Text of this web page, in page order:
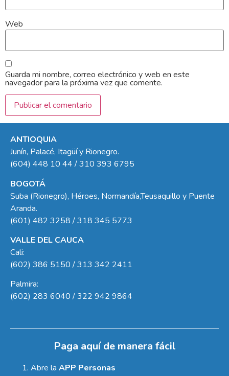
Web
Guarda mi nombre, correo electrónico y web en este
navegador para la próxima vez que comente.
ANTIOQUIA
Junín, Palacé, Itagüí y Rionegro.
(604) 448 10 44 / 310 393 6795
BOGOTÁ
Suba (Rionegro), Héroes, Normandía,Teusaquillo y Puente
Aranda.
(601) 482 3258 / 318 345 5773
VALLE DEL CAUCA
Cali:
(602) 386 5150 / 313 342 2411
Palmira:
(602) 283 6040 / 322 942 9864
Paga aquí de manera fácil
Abre la APP Personas